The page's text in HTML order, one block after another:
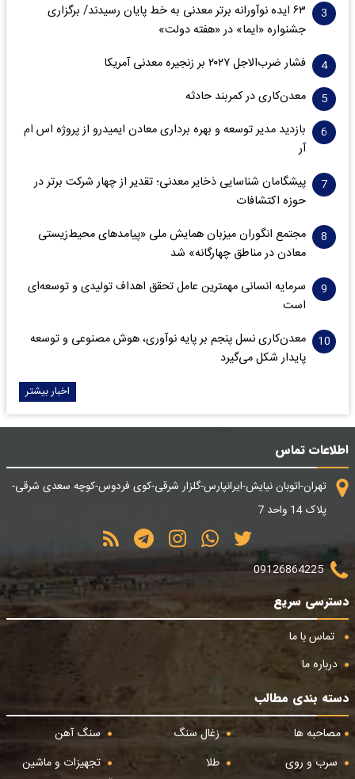
۶۳ ایده نوآورانه برتر معدنی به خط پایان رسیدند/ برگزاری
جشنواره «ایما» در «هفته دولت»
فشار ضرب‌الاجل ۲۰۲۷ بر زنجیره معدنی آمریکا
معدن‌کاری در کمربند حادثه
بازدید مدیر توسعه و بهره برداری معادن ایمیدرو از پروژه اس ام
آر
پیشگامان شناسایی ذخایر معدنی؛ تقدیر از چهار شرکت برتر در
حوزه اکتشافات‌
مجتمع انگوران میزبان همایش ملی «پیامدهای محیط‌زیستی
معادن در مناطق چهارگانه» شد
سرمایه انسانی مهمترین عامل تحقق اهداف تولیدی و توسعه‌ای
است
معدن‌کاری نسل پنجم بر پایه نوآوری، هوش مصنوعی و توسعه
پایدار شکل می‌گیرد
اخبار بیشتر
اطلاعات تماس
تهران-اتوبان نیایش-ایرانپارس-گلزار شرقی-کوی فردوس-کوچه سعدی شرقی-
پلاک 14 واحد 7
09126864225
دسترسی سریع
تماس با ما
درباره ما
دسته بندی مطالب
مصاحبه ها
زغال سنگ
سنگ آهن
سرب و روی
طلا
تجهیزات و ماشین